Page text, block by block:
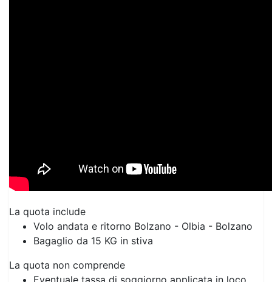
La quota include
Volo andata e ritorno Bolzano - Olbia - Bolzano
Bagaglio da 15 KG in stiva
La quota non comprende
Eventuale tassa di soggiorno applicata in loco
Tutto quanto non specificato ne "La quota
Esse Card